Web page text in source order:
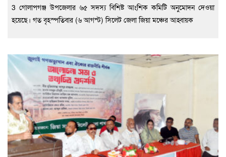
3 গোলাপগঞ্জ উপজেলার ৬৫ সদস্য বিশিষ্ট আংশিক কমিটি অনুমোদন দেওয়া
হয়েছে। গত বৃহস্পতিবার (৬ আগস্ট) সিলেট জেলা জিয়া মঞ্চের আহ্বায়ক